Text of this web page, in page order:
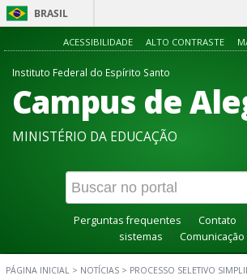
BRASIL
Acesso
ACESSIBILIDADE ALTO CONTRASTE
Instituto Federal do Espírito Santo
Campus de
MINISTÉRIO DA EDUCAÇÃO
Perguntas frequentes Contato
sistemas
Comunicação
PÁGINA INICIAL > NOTÍCIAS > PROCESSO SELETIVO